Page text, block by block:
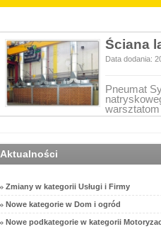
Ściana
Data dodania:
Pneumat
Aktualności
Zmiany w kategorii Usługi i Firmy
Nowe kategorie w Dom i ogród
Nowe podkategorie w kategorii